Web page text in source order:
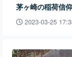
茅ヶ崎の稲荷信
2023-03-25